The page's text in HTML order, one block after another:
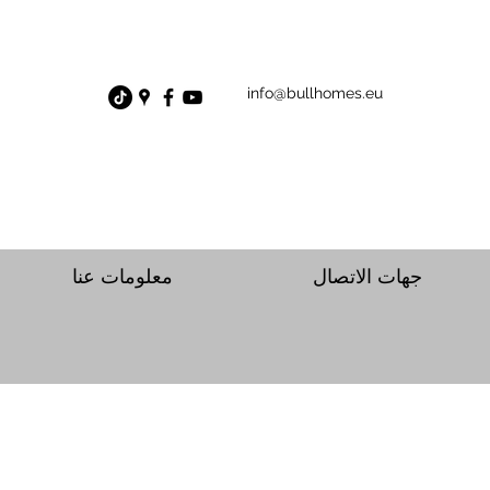
info@bullhomes.eu
معلومات عنا جهات الاتصال